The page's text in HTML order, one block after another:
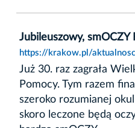
Jubileuszowy, smOCZY
https://krakow.pl/
Już 30. raz zagrała
Pomocy. Tym razem
szeroko rozumianej
skoro leczone będą